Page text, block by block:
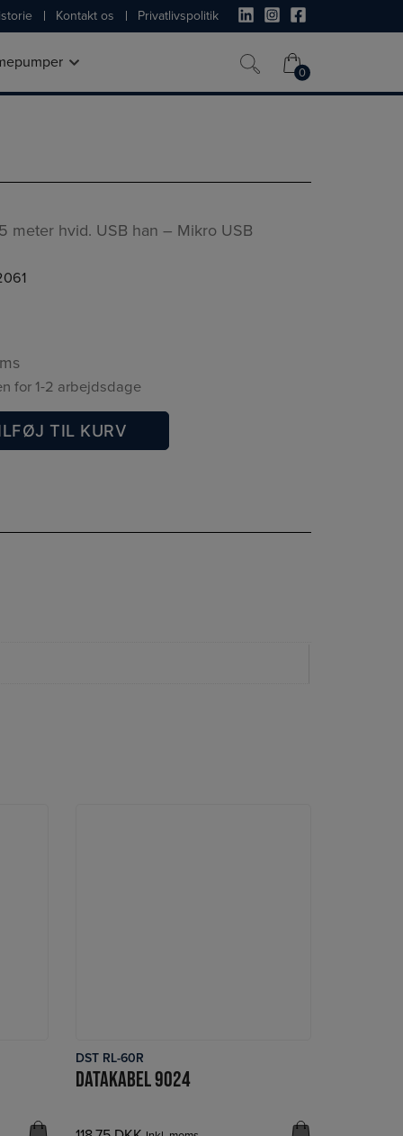
Kontakt os Privatlivspolitik
0
0
meter hvid. USB han – Mikro USB
for 1-2 arbejdsdage
TIL KURV
DST RL-60R
DATAKABEL 9024